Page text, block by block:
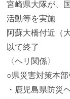
宮崎県大隊が、
活動等を実施
阿蘇大橋付近（
以て終了
〈ヘリ関係〉
○県災害対策本
・鹿児島県防災